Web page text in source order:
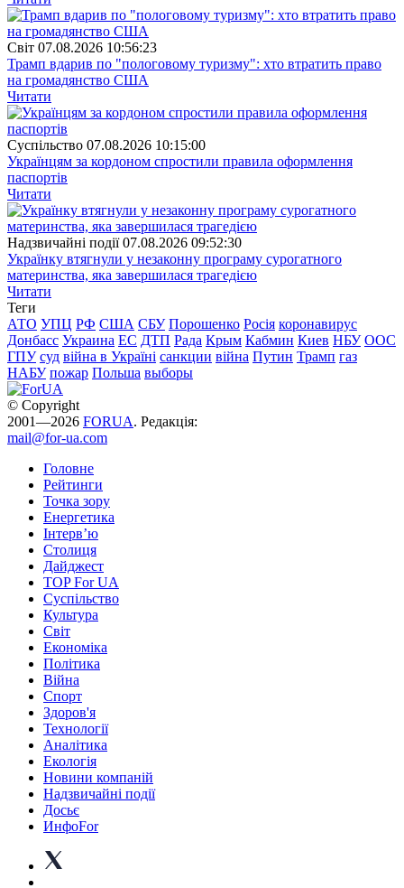
Свiт 07.08.2026 10:56:23
Трамп вдарив по "пологовому туризму": хто втратить право
на громадянство США
Читати
Суспiльство 07.08.2026 10:15:00
Українцям за кордоном спростили правила оформлення
паспортів
Читати
Надзвичайні події 07.08.2026 09:52:30
Українку втягнули у незаконну програму сурогатного
материнства, яка завершилася трагедією
Читати
Теги
АТО УПЦ РФ США СБУ Порошенко Росія коронавирус
Донбасс Украина ЕС ДТП Рада Крым Кабмин Киев НБУ ООС
ГПУ суд війна в Україні санкции війна Путин Трамп газ
НАБУ пожар Польша выборы
© Copyright
2001—2026 FORUA. Редакція:
mail@for-ua.com
Головне
Рейтинги
Точка зору
Енергетика
Інтерв’ю
Столиця
Дайджест
TOP For UA
Суспiльство
Культура
Світ
Економіка
Політика
Війна
Спорт
Здоров'я
Технології
Аналітика
Екологія
Новини компаній
Надзвичайні події
Досьє
ИнфоFor